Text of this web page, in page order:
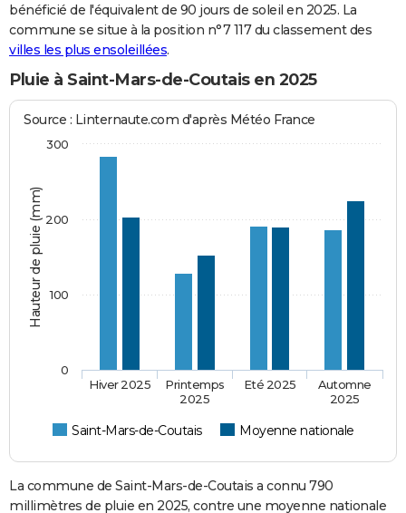
bénéficié de l'équivalent de 90 jours de soleil en 2025. La
commune se situe à la position n°7 117 du classement des
villes les plus ensoleillées.
Pluie à Saint-Mars-de-Coutais en 2025
Hauteur de pluie (mm)
Source : Linternaute.com d'après Météo France
Saint-Mars-de-Coutais Moyenne nationale
Hiver 2025
Printemps
2025
Eté 2025
Automne
2025
0
100
200
300
La commune de Saint-Mars-de-Coutais a connu 790
millimètres de pluie en 2025, contre une moyenne nationale